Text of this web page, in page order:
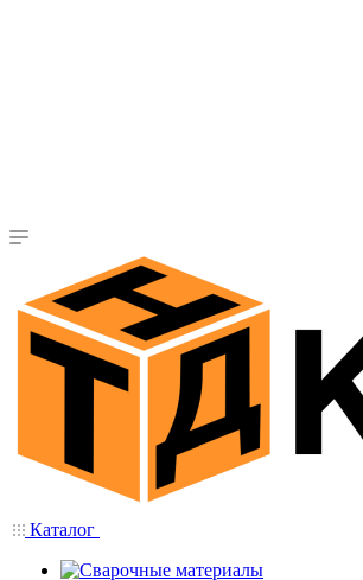
Каталог